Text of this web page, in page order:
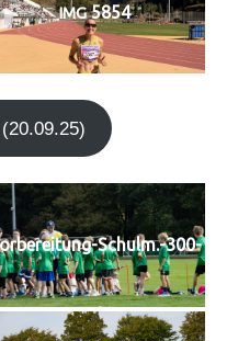
IMG5854
Schulm.-300-